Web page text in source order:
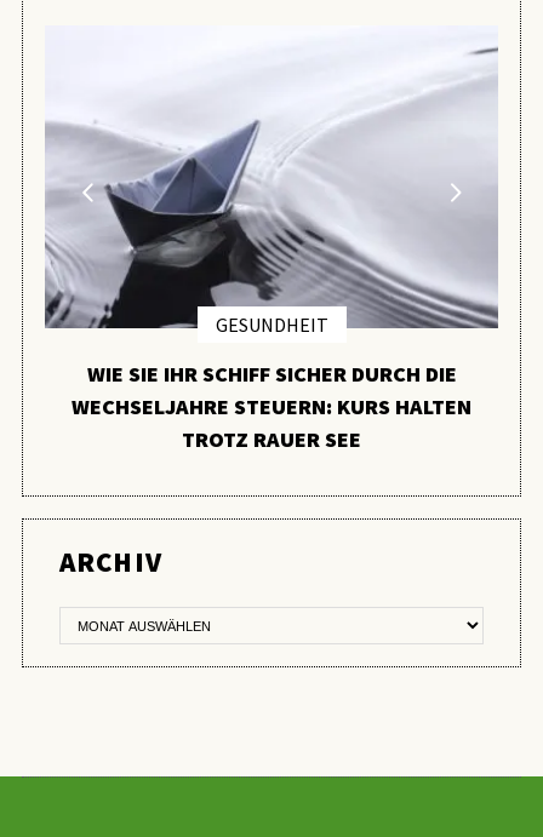
GESUNDHEIT
WIE SIE IHR SCHIFF SICHER DURCH DIE
WECHSELJAHRE STEUERN: KURS HALTEN
TROTZ RAUER SEE
ARCHIV